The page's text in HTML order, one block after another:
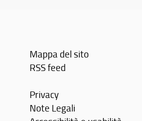
Mappa del sito
RSS feed
Privacy
Note Legali